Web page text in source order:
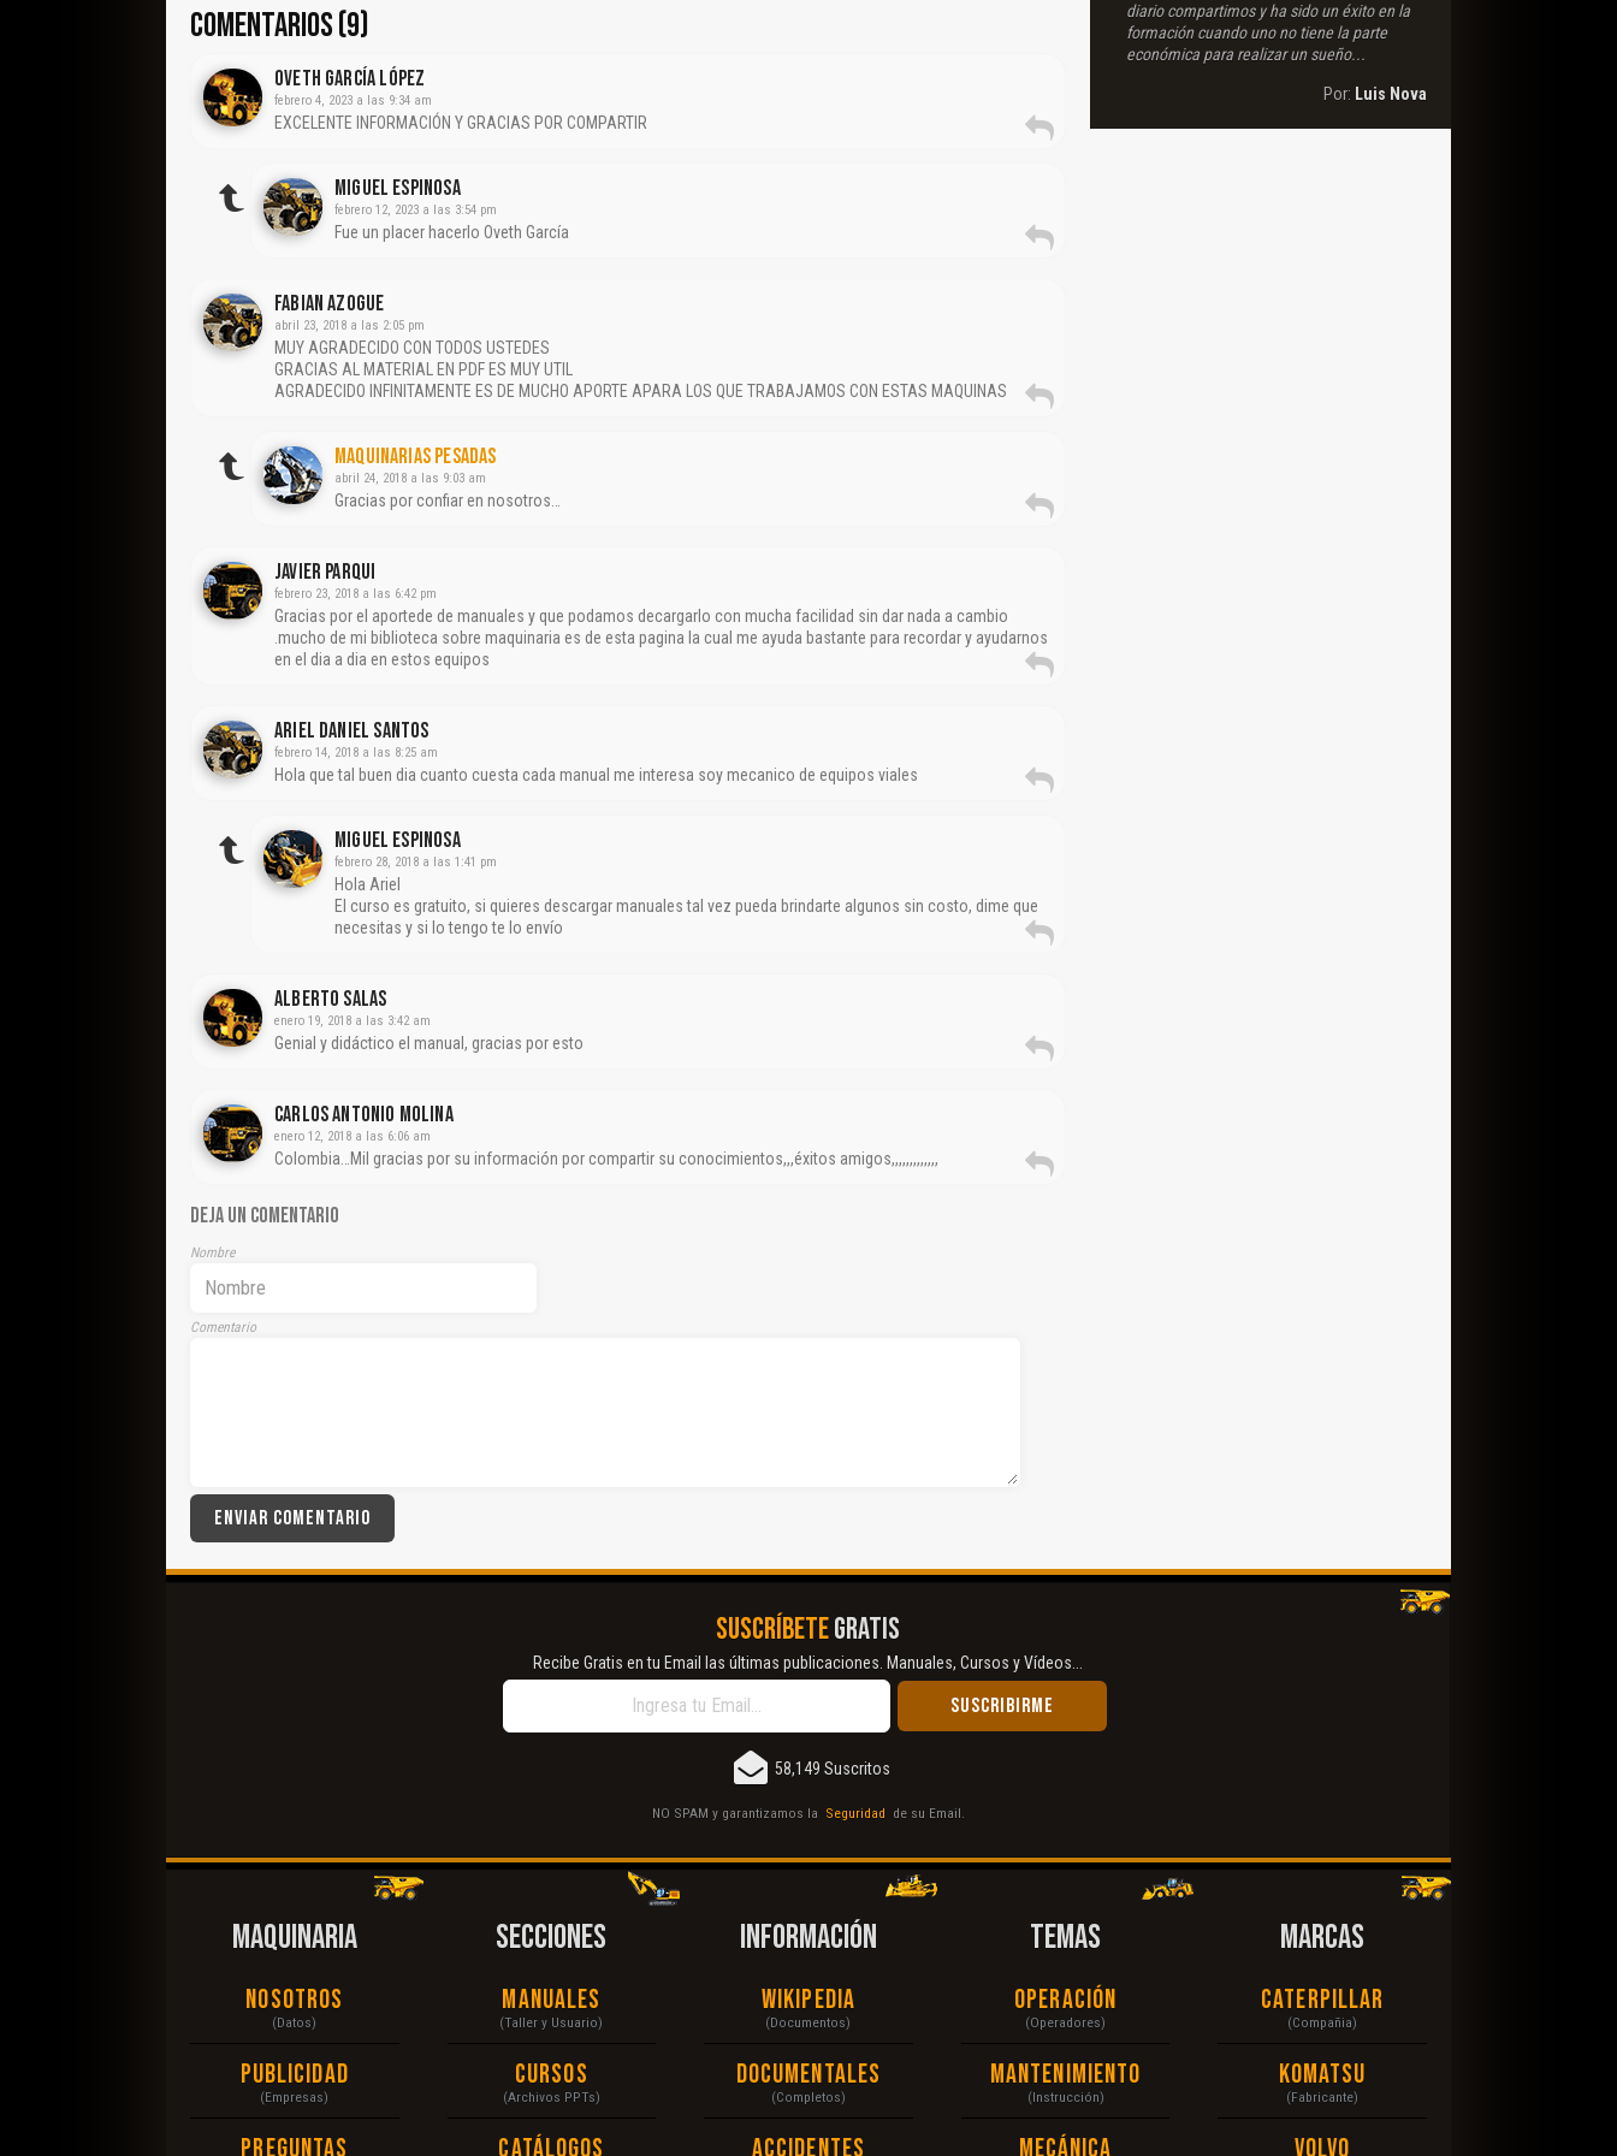
COMENTARIOS (9)
OVETH GARCÍA LÓPEZ
febrero 4, 2023 a las 9:34 am
EXCELENTE INFORMACIÓN Y GRACIAS POR COMPARTIR
Miguel Espinosa
febrero 12, 2023 a las 3:54 pm
Fue un placer hacerlo Oveth García
FABIAN AZOGUE
abril 23, 2018 a las 2:05 pm
MUY AGRADECIDO CON TODOS USTEDES
GRACIAS AL MATERIAL EN PDF ES MUY UTIL
AGRADECIDO INFINITAMENTE ES DE MUCHO APORTE APARA LOS QUE TRABAJAMOS CON ESTAS MAQUINAS
Maquinarias Pesadas
abril 24, 2018 a las 9:03 am
Gracias por confiar en nosotros…
Javier Parqui
febrero 23, 2018 a las 6:42 pm
Gracias por el aportede de manuales y que podamos decargarlo con mucha facilidad sin dar nada a cambio
.mucho de mi biblioteca sobre maquinaria es de esta pagina la cual me ayuda bastante para recordar y ayudarnos
en el dia a dia en estos equipos
Ariel Daniel Santos
febrero 14, 2018 a las 8:25 am
Hola que tal buen dia cuanto cuesta cada manual me interesa soy mecanico de equipos viales
Miguel Espinosa
febrero 28, 2018 a las 1:41 pm
Hola Ariel
El curso es gratuito, si quieres descargar manuales tal vez pueda brindarte algunos sin costo, dime que
necesitas y si lo tengo te lo envío
Alberto Salas
enero 19, 2018 a las 3:42 am
Genial y didáctico el manual, gracias por esto
CARLOS ANTONIO MOLINA
enero 12, 2018 a las 6:06 am
Colombia…Mil gracias por su información por compartir su conocimientos,,,éxitos amigos,,,,,,,,,,,,,
DEJA UN COMENTARIO
Nombre
Comentario
diario compartimos y ha sido un éxito en la
formación cuando uno no tiene la parte
económica para realizar un sueño...
Por: Luis Nova
SUSCRÍBETEGRATIS
Recibe Gratis en tu Email las últimas publicaciones. Manuales, Cursos y Vídeos...
58,149 Suscritos
NO SPAM y garantizamos la Seguridad de su Email.
MAQUINARIA
Nosotros
(Datos)
Publicidad
(Empresas)
Preguntas
SECCIONES
Manuales
(Taller y Usuario)
Cursos
(Archivos PPTs)
Catálogos
INFORMACIÓN
Wikipedia
(Documentos)
Documentales
(Completos)
Accidentes
TEMAS
Operación
(Operadores)
Mantenimiento
(Instrucción)
Mecánica
MARCAS
Caterpillar
(Compañia)
Komatsu
(Fabricante)
Volvo